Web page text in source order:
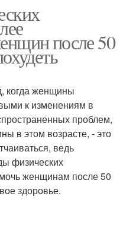
после 50
когда женщины
к изменениям в
проблем,
в этом возрасте, - это
ведь
физических
женщинам после 50
здоровье.